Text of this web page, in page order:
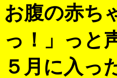
お腹の赤ち
っ！」っと
５月に入っ